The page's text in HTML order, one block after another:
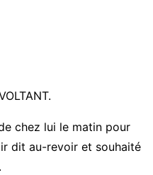
chez lui le matin pour
dit au-revoir et souhaité